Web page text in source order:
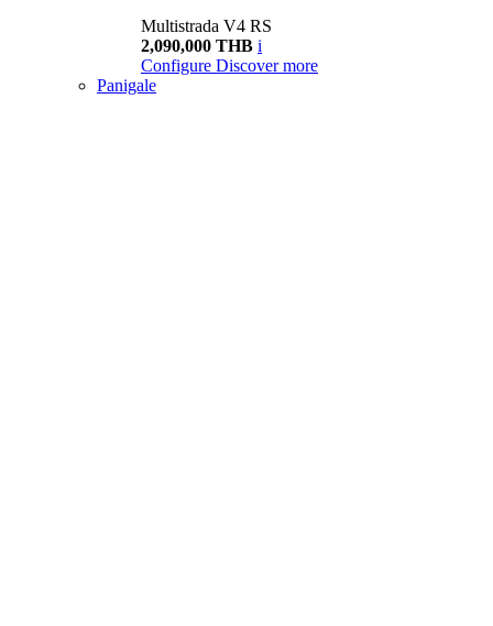
Multistrada V4 RS
2,090,000 THB i
Configure Discover more
Panigale